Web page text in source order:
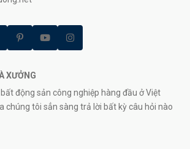
XƯỞNG
động sản công nghiệp hàng đầu ở Việt
chúng tôi sẳn sàng trả lời bất kỳ câu hỏi nào